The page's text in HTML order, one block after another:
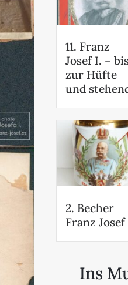
11. Franz
Josef I. –
zur Hüfte
und
2. Becher
Franz Josef
Ins